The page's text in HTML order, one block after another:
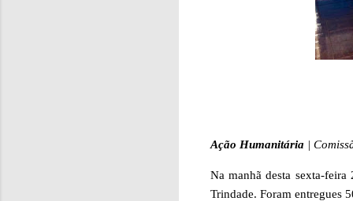
Ação Humanitária |
Na manhã desta sexta-
Trindade. Foram entregues